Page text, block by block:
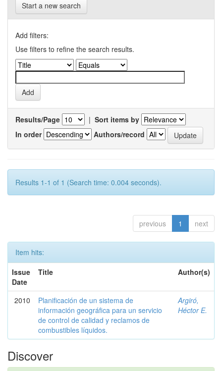
Start a new search
Add filters:
Use filters to refine the search results.
Results/Page | Sort items by
In order
Authors/record
Results 1-1 of 1 (Search time: 0.004 seconds).
previous 1 next
Item hits:
Issue
Date
Title Author(s)
2010
Planificación de un sistema de
información geográfica para un servicio
de control de calidad y reclamos de
combustibles líquidos.
Argiró,
Héctor E.
Discover